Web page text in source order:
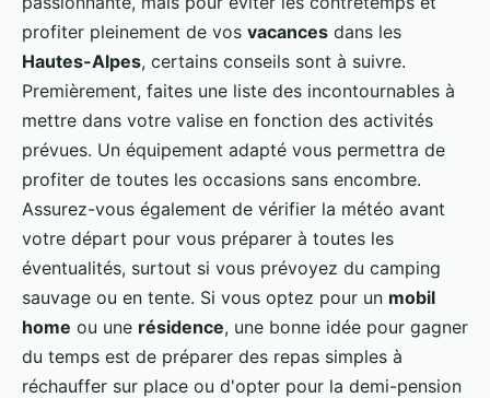
profiter pleinement de vos vacances dans les
Hautes-Alpes, certains conseils sont à suivre.
Premièrement, faites une liste des incontournables à
mettre dans votre valise en fonction des activités
prévues. Un équipement adapté vous permettra de
profiter de toutes les occasions sans encombre.
Assurez-vous également de vérifier la météo avant
votre départ pour vous préparer à toutes les
éventualités, surtout si vous prévoyez du camping
sauvage ou en tente. Si vous optez pour un mobil
home ou une résidence, une bonne idée pour gagner
du temps est de préparer des repas simples à
réchauffer sur place ou d'opter pour la demi-pension